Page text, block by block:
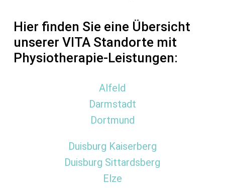
Hier finden Sie eine Übersicht
unserer VITA Standorte mit
Physiotherapie-Leistungen:
Alfeld
Darmstadt
Dortmund
Duisburg Kaiserberg
Duisburg Sittardsberg
Elze